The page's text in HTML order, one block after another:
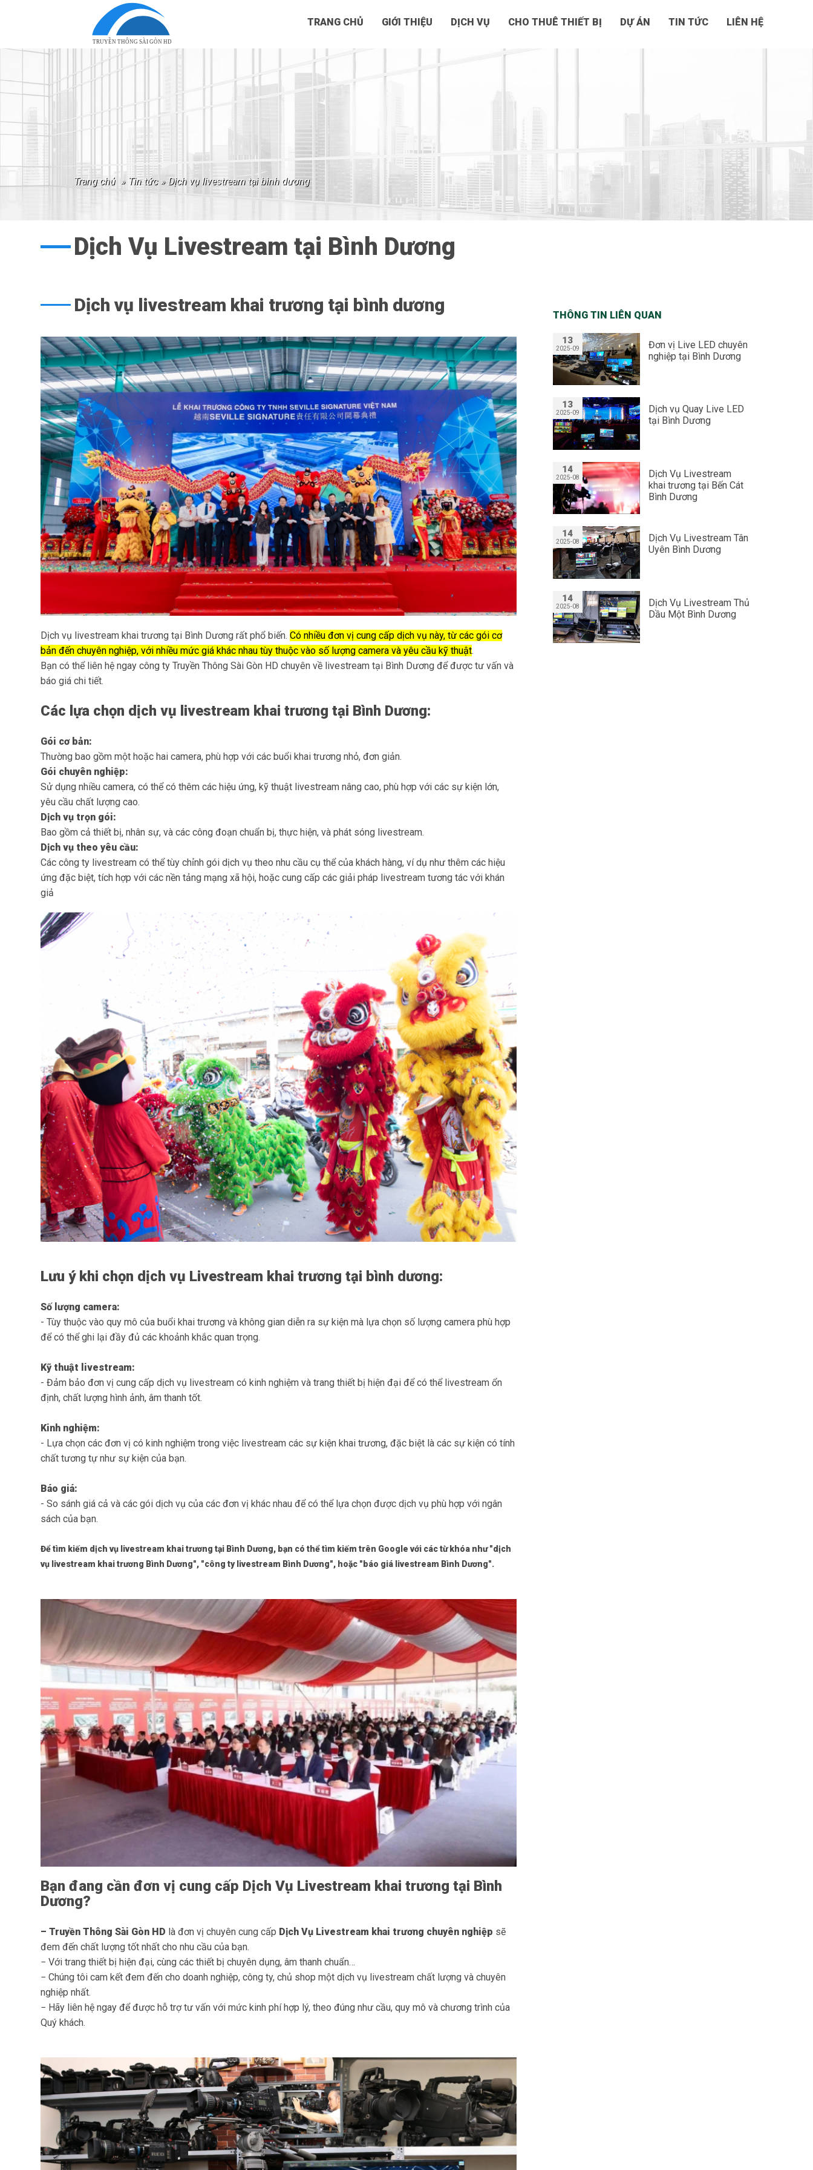
TRUYỀN THÔNG SÀI GÒN HD
TRANG CHỦ GIỚI THIỆU DỊCH VỤ CHO THUÊ THIẾT BỊ DỰ ÁN TIN TỨC LIÊN HỆ
trang chủ » tin tức » dịch vụ livestream tại bình dương
Dịch Vụ Livestream tại Bình Dương
Dịch vụ livestream khai trương tại bình dương
Dịch vụ livestream khai trương tại Bình Dương rất phổ biến.Có nhiều đơn vị cung cấp dịch vụ này, từ các gói cơ
bản đến chuyên nghiệp, với nhiều mức giá khác nhau tùy thuộc vào số lượng camera và yêu cầu kỹ thuật.
Bạn có thể liên hệ ngay công ty Truyền Thông Sài Gòn HD chuyên về livestream tại Bình Dương để được tư vấn và
báo giá chi tiết.
Các lựa chọn dịch vụ livestream khai trương tại Bình Dương:
Gói cơ bản:
Thường bao gồm một hoặc hai camera, phù hợp với các buổi khai trương nhỏ, đơn giản.
Gói chuyên nghiệp:
Sử dụng nhiều camera, có thể có thêm các hiệu ứng, kỹ thuật livestream nâng cao, phù hợp với các sự kiện lớn,
yêu cầu chất lượng cao.
Dịch vụ trọn gói:
Bao gồm cả thiết bị, nhân sự, và các công đoạn chuẩn bị, thực hiện, và phát sóng livestream.
Dịch vụ theo yêu cầu:
Các công ty livestream có thể tùy chỉnh gói dịch vụ theo nhu cầu cụ thể của khách hàng, ví dụ như thêm các hiệu
ứng đặc biệt, tích hợp với các nền tảng mạng xã hội, hoặc cung cấp các giải pháp livestream tương tác với khán
giả
Lưu ý khi chọn dịch vụ Livestream khai trương tại bình dương:
Số lượng camera:
- Tùy thuộc vào quy mô của buổi khai trương và không gian diễn ra sự kiện mà lựa chọn số lượng camera phù hợp
để có thể ghi lại đầy đủ các khoảnh khắc quan trọng.
Kỹ thuật livestream:
- Đảm bảo đơn vị cung cấp dịch vụ livestream có kinh nghiệm và trang thiết bị hiện đại để có thể livestream ổn
định, chất lượng hình ảnh, âm thanh tốt.
Kinh nghiệm:
- Lựa chọn các đơn vị có kinh nghiệm trong việc livestream các sự kiện khai trương, đặc biệt là các sự kiện có tính
chất tương tự như sự kiện của bạn.
Báo giá:
- So sánh giá cả và các gói dịch vụ của các đơn vị khác nhau để có thể lựa chọn được dịch vụ phù hợp với ngân
sách của bạn.
Để tìm kiếm dịch vụ livestream khai trương tại Bình Dương, bạn có thể tìm kiếm trên Google với các từ khóa như "dịch
vụ livestream khai trương Bình Dương", "công ty livestream Bình Dương", hoặc "báo giá livestream Bình Dương".
Bạn đang cần đơn vị cung cấp Dịch Vụ Livestream khai trương tại Bình
Dương?
– Truyền Thông Sài Gòn HD là đơn vị chuyên cung cấp Dịch Vụ Livestream khai trương chuyên nghiệp sẽ
đem đến chất lượng tốt nhất cho nhu cầu của bạn.
− Với trang thiết bị hiện đại, cùng các thiết bị chuyên dụng, âm thanh chuẩn…
− Chúng tôi cam kết đem đến cho doanh nghiệp, công ty, chủ shop một dịch vụ livestream chất lượng và chuyên
nghiệp nhất.
− Hãy liên hệ ngay để được hỗ trợ tư vấn với mức kinh phí hợp lý, theo đúng như cầu, quy mô và chương trình của
Quý khách.
THÔNG TIN LIÊN QUAN
13
2025-09
Đơn vị Live LED chuyên
nghiệp tại Bình Dương
13
2025-09
Dịch vụ Quay Live LED
tại Bình Dương
14
2025-08
Dịch Vụ Livestream
khai trương tại Bến Cát
Bình Dương
14
2025-08
Dịch Vụ Livestream Tân
Uyên Bình Dương
14
2025-08
Dịch Vụ Livestream Thủ
Dầu Một Bình Dương